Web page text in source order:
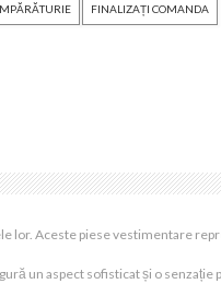
FINALIZAȚI COMANDA
lor. Aceste piese vestimentare
un aspect sofisticat și o